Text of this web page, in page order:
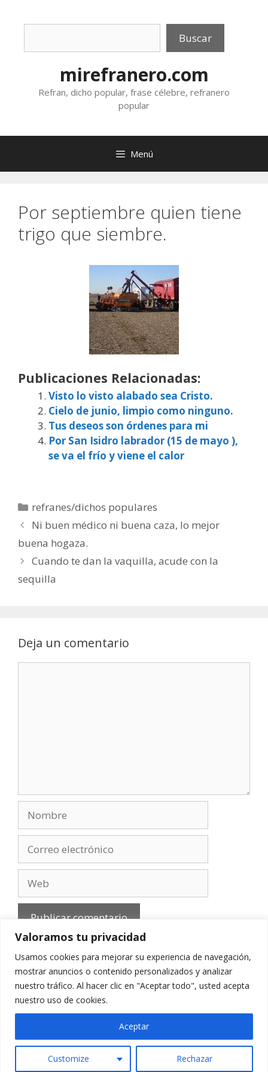
Valoramos tu privacidad
Usamos cookies para mejorar su experiencia de navegación,
mostrar anuncios o contenido personalizados y analizar
nuestro tráfico. Al hacer clic en "Aceptar todo", usted acepta
nuestro uso de cookies.
Customize Rechazar
Aceptar
Buscar
mirefranero.com
Refran, dicho popular, frase célebre, refranero
popular
Menú
Por septiembre quien tiene
trigo que siembre.
Publicaciones Relacionadas:
Visto lo visto alabado sea Cristo.
Cielo de junio, limpio como ninguno.
Tus deseos son órdenes para mi
Por San Isidro labrador (15 de mayo ),
se va el frío y viene el calor
Categorías
refranes/dichos populares
Ni buen médico ni buena caza, lo mejor
buena hogaza.
Cuando te dan la vaquilla, acude con la
sequilla
Deja un comentario
electrónico
Aviso Legal-Política de privacidad
Contacto
© 2010 - 2026 mirefranero.com